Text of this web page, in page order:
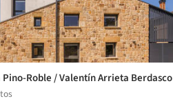
Pino-Roble / Valentín Arrieta Berdasco